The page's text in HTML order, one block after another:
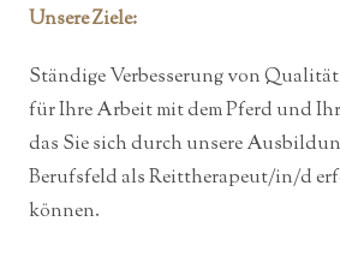
Unsere Ziele:
Ständige Verbesserung von
für Ihre Arbeit mit dem Pferd und
das Sie sich durch unsere
Berufsfeld als Reittherapeut/in/d
können.